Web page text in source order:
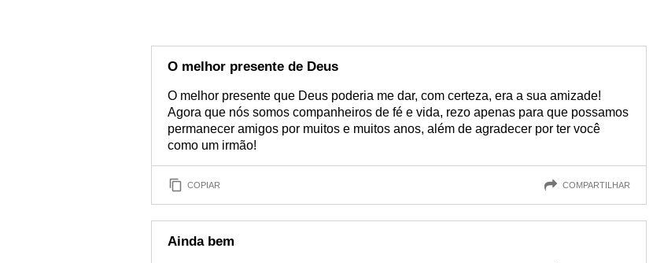
O melhor presente de Deus
O melhor presente que Deus poderia me dar, com certeza, era a sua amizade!
Agora que nós somos companheiros de fé e vida, rezo apenas para que possamos
permanecer amigos por muitos e muitos anos, além de agradecer por ter você
como um irmão!
COPIAR COMPARTILHAR
Ainda bem